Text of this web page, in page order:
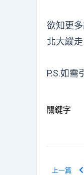
欲知更
北大縱
P.S.如需
關鍵字
上一篇